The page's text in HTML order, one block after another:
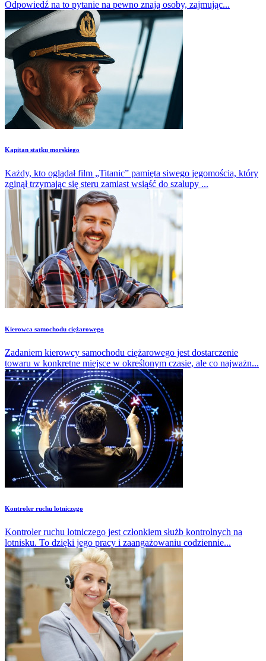
Odpowiedź na to pytanie na pewno znają osoby, zajmując...
Kapitan statku morskiego
Każdy, kto oglądał film „Titanic” pamięta siwego jegomościa, który
zginął trzymając się steru zamiast wsiąść do szalupy ...
Kierowca samochodu ciężarowego
Zadaniem kierowcy samochodu ciężarowego jest dostarczenie
towaru w konkretne miejsce w określonym czasie, ale co najważn...
Kontroler ruchu lotniczego
Kontroler ruchu lotniczego jest członkiem służb kontrolnych na
lotnisku. To dzięki jego pracy i zaangażowaniu codziennie...